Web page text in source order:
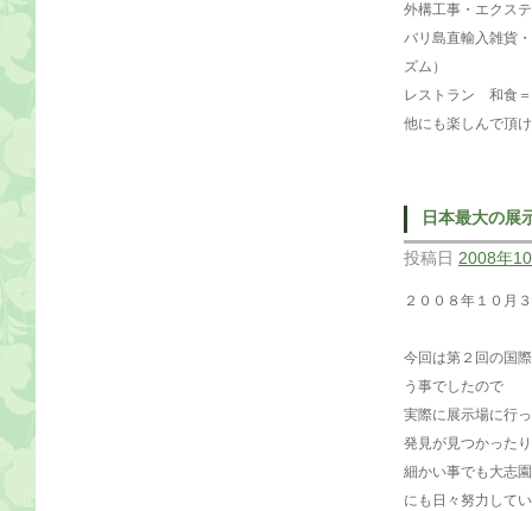
外構工事・エクス
バリ島直輸入雑貨
ズム）
レストラン 和食
他にも楽しんで頂
日本最大の展
投稿日 2008年
２００８年１０
今回は第２回の国
う事でしたので
実際に展示場に行
発見が見つかった
細かい事でも大志
にも日々努力して